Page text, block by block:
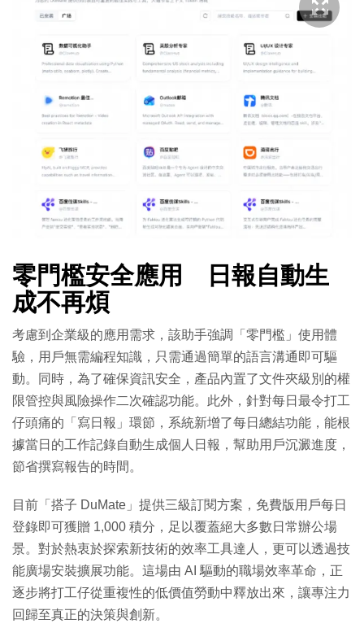
零門檻安全應用 日報自動生
成不再煩
考慮到企業級的應用需求，該助手強調「零門檻」使用體
驗，用戶無需編程知識，只需通過簡單的語言溝通即可驅
動。同時，為了確保資訊安全，產品內置了文件夾級別的權
限管控與風險操作二次確認功能。此外，針對每日最令打工
仔頭痛的「寫日報」環節，系統新增了每日總結功能，能根
據當日的工作記錄自動生成個人日報，幫助用戶沉澱進度，
節省撰寫報告的時間。
目前「搭子 DuMate」提供三級訂閱方案，免費版用戶每日
登錄即可獲贈 1,000 積分，足以覆蓋絕大多數日常辦公場
景。對於熱衷於探索新技術的效率工具達人，更可以透過技
能廣場安裝擴展功能。這場由 AI 驅動的職場效率革命，正
逐步將打工仔從重複性的低價值勞動中釋放出來，讓專注力
回歸至真正的決策與創新。